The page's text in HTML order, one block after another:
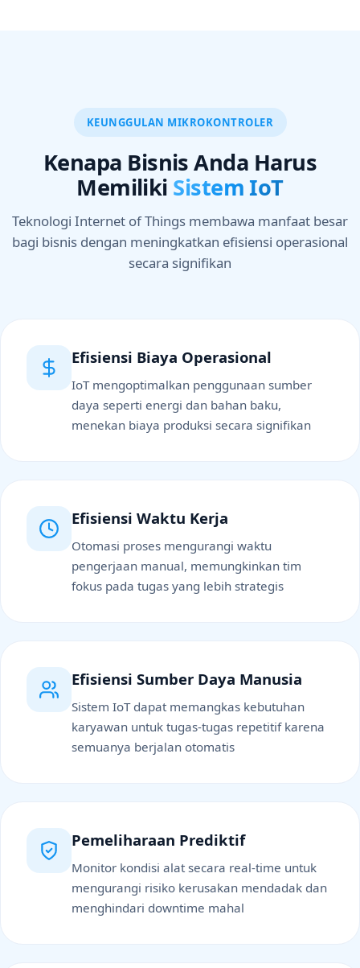
KEUNGGULAN MIKROKONTROLER
Kenapa Bisnis Anda Harus
Memiliki Sistem IoT
Teknologi Internet of Things membawa manfaat besar
bagi bisnis dengan meningkatkan efisiensi operasional
secara signifikan
Efisiensi Biaya Operasional
IoT mengoptimalkan penggunaan sumber
daya seperti energi dan bahan baku,
menekan biaya produksi secara signifikan
Efisiensi Waktu Kerja
Otomasi proses mengurangi waktu
pengerjaan manual, memungkinkan tim
fokus pada tugas yang lebih strategis
Efisiensi Sumber Daya Manusia
Sistem IoT dapat memangkas kebutuhan
karyawan untuk tugas-tugas repetitif karena
semuanya berjalan otomatis
Pemeliharaan Prediktif
Monitor kondisi alat secara real-time untuk
mengurangi risiko kerusakan mendadak dan
menghindari downtime mahal